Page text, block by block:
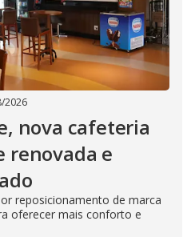
2026
nova cafeteria
renovada e
reposicionamento de marca
oferecer mais conforto e